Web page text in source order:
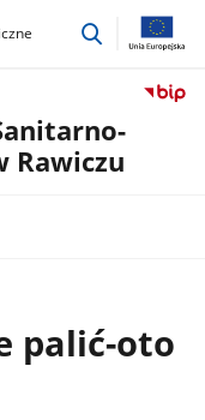
przejdź
Rawiczu
palić-oto